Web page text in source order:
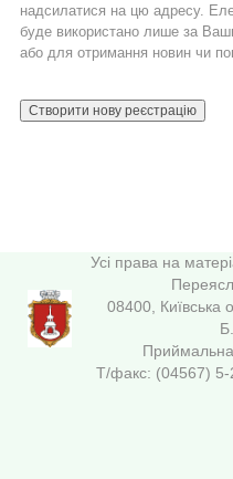
надсилатися на цю адресу.
буде використано лише за
або для отримання новин чи
Усі права на
08400, Київська
Т/факс: